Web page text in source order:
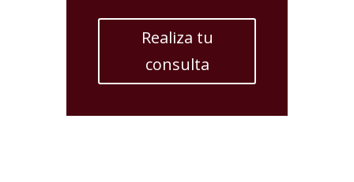
Realiza tu
consulta